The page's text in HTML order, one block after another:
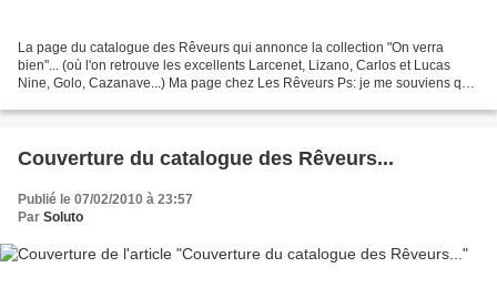
La page du catalogue des Rêveurs qui annonce la collection "On verra
bien"... (où l'on retrouve les excellents Larcenet, Lizano, Carlos et Lucas
Nine, Golo, Cazanave...) Ma page chez Les Rêveurs Ps: je me souviens que
Couverture du catalogue des Rêveurs...
Publié le 07/02/2010 à 23:57
Par Soluto